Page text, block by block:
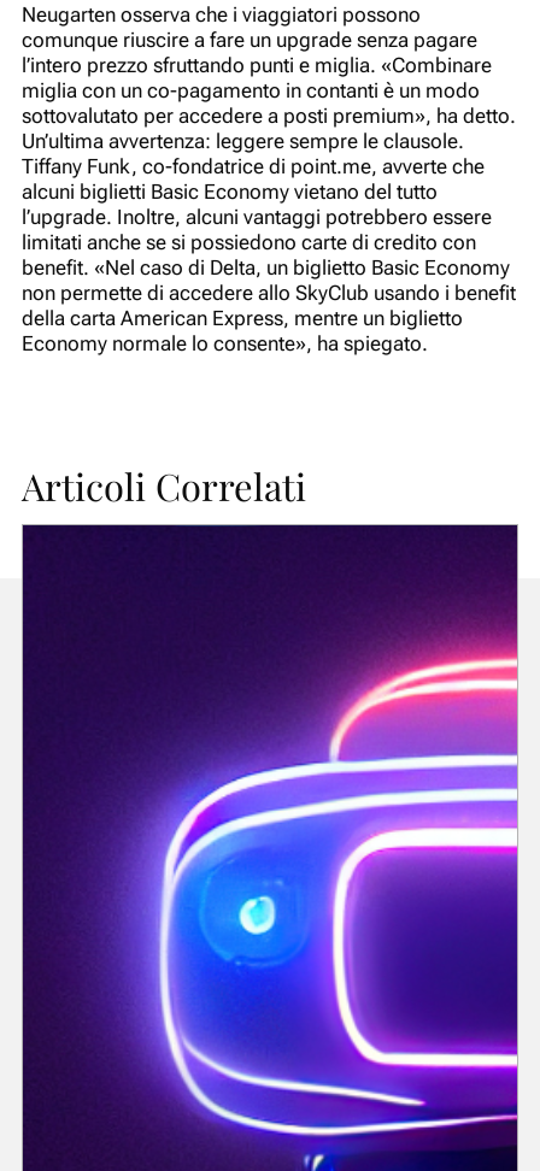
Neugarten osserva che i viaggiatori possono
comunque riuscire a fare un upgrade senza pagare
l’intero prezzo sfruttando punti e miglia. «Combinare
miglia con un co-pagamento in contanti è un modo
sottovalutato per accedere a posti premium», ha detto.
Un’ultima avvertenza: leggere sempre le clausole.
Tiffany Funk, co-fondatrice di point.me, avverte che
alcuni biglietti Basic Economy vietano del tutto
l’upgrade. Inoltre, alcuni vantaggi potrebbero essere
limitati anche se si possiedono carte di credito con
benefit. «Nel caso di Delta, un biglietto Basic Economy
non permette di accedere allo SkyClub usando i benefit
della carta American Express, mentre un biglietto
Economy normale lo consente», ha spiegato.
Articoli Correlati